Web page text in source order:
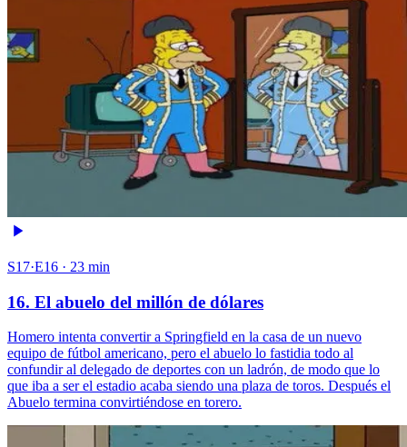
S17·E16 · 23 min
16. El abuelo del millón de dólares
Homero intenta convertir a Springfield en la casa de un nuevo
equipo de fútbol americano, pero el abuelo lo fastidia todo al
confundir al delegado de deportes con un ladrón, de modo que lo
que iba a ser el estadio acaba siendo una plaza de toros. Después el
Abuelo termina convirtiéndose en torero.